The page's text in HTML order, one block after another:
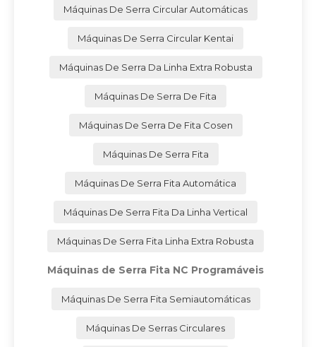
Máquinas De Serra Circular Automáticas
Máquinas De Serra Circular Kentai
Máquinas De Serra Da Linha Extra Robusta
Máquinas De Serra De Fita
Máquinas De Serra De Fita Cosen
Máquinas De Serra Fita
Máquinas De Serra Fita Automática
Máquinas De Serra Fita Da Linha Vertical
Máquinas De Serra Fita Linha Extra Robusta
Máquinas de Serra Fita NC Programáveis
Máquinas De Serra Fita Semiautomáticas
Máquinas De Serras Circulares